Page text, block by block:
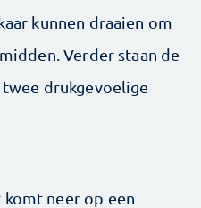
kunnen draaien om
Verder staan de
drukgevoelige
komt neer op een